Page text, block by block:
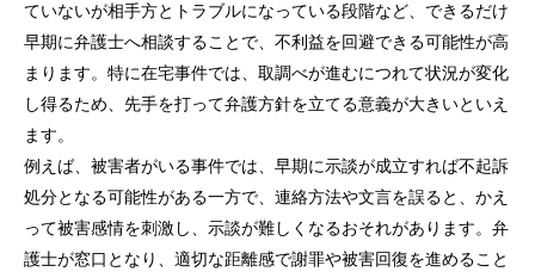
ていないが相手方とトラブルになっている段階など、できるだけ
早期に弁護士へ相談することで、不利益を回避できる可能性が高
まります。特に在宅事件では、取調べが進むにつれて状況が変化
し得るため、先手を打って弁護方針を立てる意義が大きいといえ
ます。
例えば、被害者がいる事件では、早期に示談が成立すれば不起訴
処分となる可能性がある一方で、連絡方法や文言を誤ると、かえ
って被害感情を刺激し、示談が難しくなるおそれがあります。弁
護士が窓口となり、適切な距離感で謝罪や被害回復を進めること